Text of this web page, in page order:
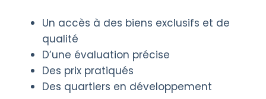
Un accès à des biens exclusifs et de
qualité
D’une évaluation précise
Des prix pratiqués
Des quartiers en développement